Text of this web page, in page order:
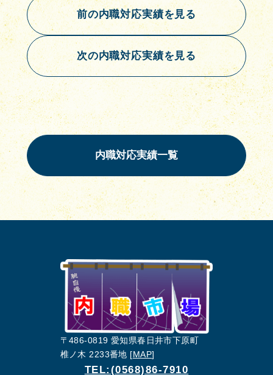
前の内職対応実績を見る
次の内職対応実績を見る
内職対応実績一覧
〒486-0819 愛知県春日井市下原町
椎ノ木 2233番地 [MAP]
TEL:(0568)86-7910